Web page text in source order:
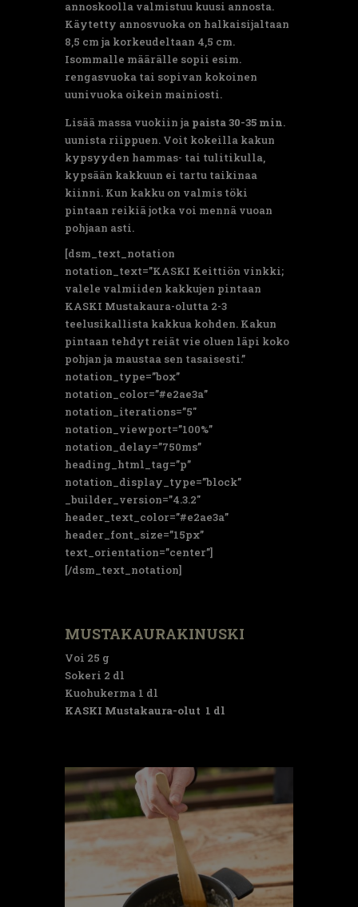
annoskoolla valmistuu kuusi annosta.
Käytetty annosvuoka on halkaisijaltaan
8,5 cm ja korkeudeltaan 4,5 cm.
Isommalle määrälle sopii esim.
rengasvuoka tai sopivan kokoinen
uunivuoka oikein mainiosti.
Lisää massa vuokiin ja paista 30-35 min.
uunista riippuen. Voit kokeilla kakun
kypsyyden hammas- tai tulitikulla,
kypsään kakkuun ei tartu taikinaa
kiinni. Kun kakku on valmis töki
pintaan reikiä jotka voi mennä vuoan
pohjaan asti.
[dsm_text_notation
notation_text=”KASKI Keittiön vinkki;
valele valmiiden kakkujen pintaan
KASKI Mustakaura-olutta 2-3
teelusikallista kakkua kohden. Kakun
pintaan tehdyt reiät vie oluen läpi koko
pohjan ja maustaa sen tasaisesti.”
notation_type=”box”
notation_color=”#e2ae3a”
notation_iterations=”5″
notation_viewport=”100%”
notation_delay=”750ms”
heading_html_tag=”p”
notation_display_type=”block”
_builder_version=”4.3.2″
header_text_color=”#e2ae3a”
header_font_size=”15px”
text_orientation=”center”]
[/dsm_text_notation]
MUSTAKAURAKINUSKI
Voi 25 g
Sokeri 2 dl
Kuohukerma 1 dl
KASKI Mustakaura-olut 1 dl